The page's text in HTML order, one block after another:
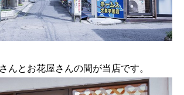
んとお花屋さんの間が当店です。